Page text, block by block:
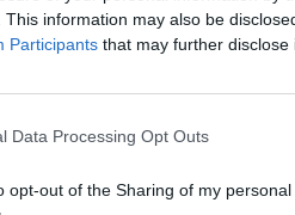
This information may also be
Participants that may further disclose
Data Processing Opt Outs
opt-out of the Sharing of my personal
pacientai pastebi, jog
ar tarp dantų
irgi rodo, kad liga jau
nes pakitimai yra
dantenoms